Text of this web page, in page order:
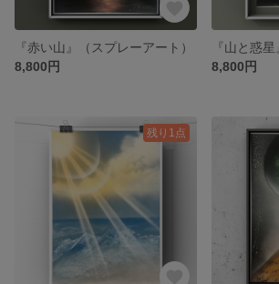
『赤い山』（スプレーアート）
8,800円
8,800円
残り1点